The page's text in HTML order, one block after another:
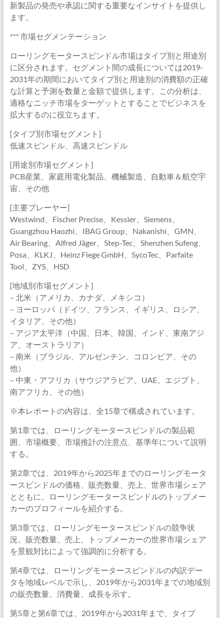
新製品の発売や承認に関する重要なインサイトを提供し
ます。
*** 市場セグメンテーション
ローリングモータースピンドル市場はタイプ別と用途別
に区分されます。セグメント間の成長については2019-
2031年の期間においてタイプ別と用途別の消費額の正確
な計算と予測を数量と金額で提供します。この分析は、
適格なニッチ市場をターゲットとすることでビジネスを
拡大するのに役立ちます。
[タイプ別市場セグメント]
低速スピンドル、高速スピンドル
[用途別市場セグメント]
PCB産業、家庭用電化製品、機械製造、自動車＆航空宇
宙、その他
[主要プレーヤー]
Westwind、Fischer Precise、Kessler、Siemens、
Guangzhou Haozhi、IBAG Group、Nakanishi、GMN、
Air Bearing、Alfred Jäger、Step-Tec、Shenzhen Sufeng、
Posa、KLKJ、Heinz Fiege GmbH、SycoTec、Parfaite
Tool、ZYS、HSD
[地域別市場セグメント]
– 北米（アメリカ、カナダ、メキシコ）
– ヨーロッパ（ドイツ、フランス、イギリス、ロシア、
イタリア、その他）
– アジア太平洋（中国、日本、韓国、インド、東南アジ
ア、オーストラリア）
– 南米（ブラジル、アルゼンチン、コロンビア、その
他）
– 中東・アフリカ（サウジアラビア、UAE、エジプト、
南アフリカ、その他）
※本レポートの内容は、全15章で構成されています。
第1章では、ローリングモータースピンドルの製品範
囲、市場概要、市場推計の注意点、基準年について説明
する。
第2章では、2019年から2025年までのローリングモータ
ースピンドルの価格、販売数量、売上、世界市場シェア
とともに、ローリングモータースピンドルのトップメー
カーのプロフィールを紹介する。
第3章では、ローリングモータースピンドルの競争状
況、販売数量、売上、トップメーカーの世界市場シェア
を景観対比によって強調的に分析する。
第4章では、ローリングモータースピンドルの内訳デー
タを地域レベルで示し、2019年から2031年までの地域別
の販売数量、消費量、成長を示す。
第5章と第6章では、2019年から2031年まで、タイプ